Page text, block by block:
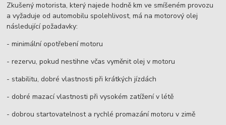
Zkušený motorista, který najede hodně km ve smíšeném provozu
a vyžaduje od automobilu spolehlivost, má na motorový olej
následující požadavky:
- minimální opotřebení motoru
- rezervu, pokud nestihne včas vyměnit olej v motoru
- stabilitu, dobré vlastnosti při krátkých jízdách
- dobré mazací vlastnosti při vysokém zatížení v létě
- dobrou startovatelnost a rychlé promazání motoru v zimě